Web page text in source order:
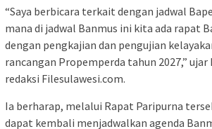
“Saya berbicara terkait dengan jadwal
mana di jadwal Banmus ini kita ada rapat
dengan pengkajian dan pengujian
rancangan Propemperda tahun 2027,” ujar
redaksi Filesulawesi.com.
Ia berharap, melalui Rapat Paripurna
dapat kembali menjadwalkan agenda